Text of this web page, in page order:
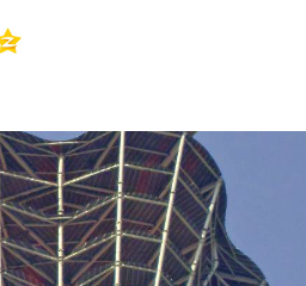
工程案例
新闻资讯
投资者关系